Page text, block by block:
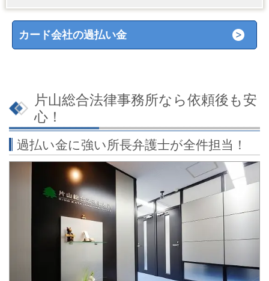
カード会社の過払い金
片山総合法律事務所なら依頼後も安
心！
過払い金に強い所長弁護士が全件担当！